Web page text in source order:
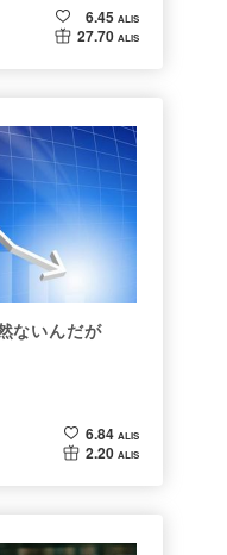
6.45 ALIS
27.70 ALIS
ないんだが
6.84 ALIS
2.20 ALIS